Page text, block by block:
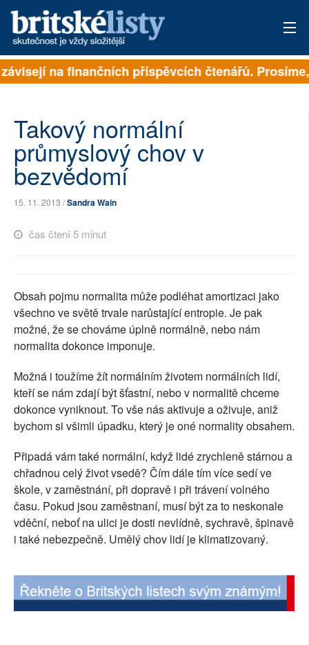
PŘIHLÁSIT
ARCHIV
ROZHOVORY
TÉMATA
NEJČTENĚJŠÍ ZA 7 DNÍ
PŘÍSPĚVKY NA PROVOZ
SOCIÁLNÍ SÍTĚ
PLNÁ VERZE STRÁNEK
na finančních příspěvcích čtenářů.
Takový normální
průmyslový chov v
bezvědomí
15. 11. 2013 /Sandra Wain
čas čtení 5 minut
Obsah pojmu normalita může podléhat amortizaci jako
všechno ve světě trvale narůstající entropie. Je pak
možné, že se chováme úplně normálně, nebo nám
normalita dokonce imponuje.
Možná i toužíme žít normálním životem normálních lidí,
kteří se nám zdají být šťastní, nebo v normalitě chceme
dokonce vyniknout. To vše nás aktivuje a oživuje, aniž
bychom si všimli úpadku, který je oné normality obsahem.
Připadá vám také normální, když lidé zrychleně stárnou a
chřadnou celý život vsedě? Čím dále tím více sedí ve
škole, v zaměstnání, při dopravě i při trávení volného
času. Pokud jsou zaměstnaní, musí být za to neskonale
vděční, neboť na ulici je dosti nevlídně, sychravě, špinavě
i také nebezpečně. Umělý chov lidí je klimatizovaný.